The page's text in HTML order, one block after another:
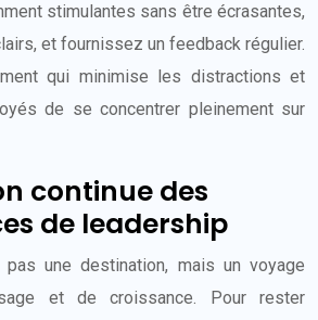
stimulantes sans être écrasantes,
et fournissez un feedback régulier.
qui minimise les distractions et
de se concentrer pleinement sur
continue des
de leadership
pas une destination, mais un voyage
et de croissance. Pour rester